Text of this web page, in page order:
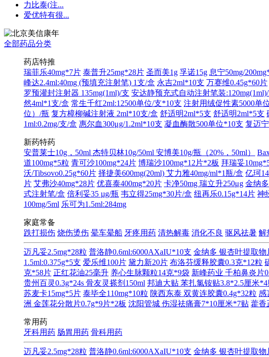
力比泰(注...
爱优特有很...
全部药品分类
药店特推
瑞菲乐40mg*7片 泰普升25mg*28片 圣而美1g 孚诺15g 息宁50mg/
峰达2.4ml:40mg (预填充注射笔) 1支/盒 永吉2ml*10支 万赛维0.45g*60片
罗预灌封注射器 135mg(1ml)/支 安达静预充式自动注射笔装
然4ml*1支/盒 常生千红2ml:12500单位/支*10支 注射用绒促性素5000单
位）/瓶 复方樟柳碱注射液 2ml*10支/盒 舒适明2ml*5支 舒适明2ml*5支
1ml:0.2mg/支/盒 惠尔血300μg/1.2ml*10支 凝血酶散500单位*10支 复迈
新药特药
安普莱士10g，50ml 杰特贝林10g/50ml 安博美10g/瓶（20%，50ml）
道100mg*5粒 青可沙100mg*24片 博瑞沙100mg*12片*2板 拜瑞妥
沃/Tibsovo0.25g*60片 择捷美600mg(20ml) 艾力雅40mg/ml*1瓶/盒 亿珂
片 艾弗沙40mg*28片 优喜泰400mg*20片 卡净50mg 瑞立升250μg 金纳
式注射笔/盒 倍利妥35 µg/瓶 韦立得25mg*30片/盒 纽再乐0.15g*14片 神
100mg/5ml 乐可为1.5ml:284mg
家庭常备
跌打损伤 烧伤烫伤 晕车晕船 牙疼用药 清热解毒 消化不良 驱风祛暑 解
迈凡妥2.5mg*28粒 普洛静0.6ml:6000AXaIU*10支 金纳多 银杏叶提取物
1.5ml:0.375g*5支 爱乐维100片 黛力新20片 布洛芬缓释胶囊0.3克*12粒
克*58片 正红花油25毫升 养心生脉颗粒14克*9袋 新峰药业 千柏鼻炎片
贵州百灵0.3g*24s 骨友灵搽剂150ml 邦迪大贴 苯扎氯铵贴3.8*2.5厘米*4
苏麦卡15mg*5片 泰毕全110mg*10粒 陕西东泰 双黄连胶囊0.4g*32粒 感
洲 金莲花分散片0.7g*9片*2板 沈阳管城 伤湿祛痛膏7*10厘米*7贴 藿香
常用药
牙科用药 肠胃用药 骨科用药
迈凡妥2.5mg*28粒 普洛静0.6ml:6000AXaIU*10支 金纳多 银杏叶提取物